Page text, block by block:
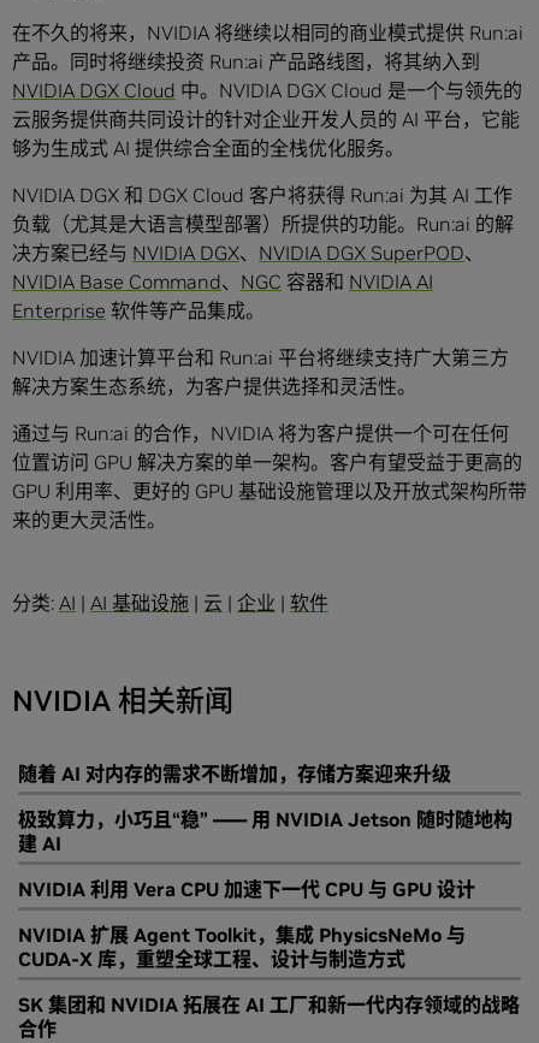
在不久的将来，NVIDIA 将继续以相同的商业模式提供 Run:ai
产品。同时将继续投资 Run:ai 产品路线图，将其纳入到
NVIDIA DGX Cloud 中。NVIDIA DGX Cloud 是一个与领先的
云服务提供商共同设计的针对企业开发人员的 AI 平台，它能
够为生成式 AI 提供综合全面的全栈优化服务。
NVIDIA DGX 和 DGX Cloud 客户将获得 Run:ai 为其 AI 工作
负载（尤其是大语言模型部署）所提供的功能。Run:ai 的解
决方案已经与 NVIDIA DGX、 NVIDIA DGX SuperPOD、
NVIDIA Base Command、 NGC 容器和 NVIDIA AI
Enterprise 软件等产品集成。
NVIDIA 加速计算平台和 Run:ai 平台将继续支持广大第三方
解决方案生态系统，为客户提供选择和灵活性。
通过与 Run:ai 的合作，NVIDIA 将为客户提供一个可在任何
位置访问 GPU 解决方案的单一架构。客户有望受益于更高的
GPU 利用率、更好的 GPU 基础设施管理以及开放式架构所带
来的更大灵活性。
分类: AI | AI 基础设施 | 云 | 企业 | 软件
NVIDIA 相关新闻
随着 AI 对内存的需求不断增加，存储方案迎来升级
极致算力，小巧且“稳” —— 用 NVIDIA Jetson 随时随地构
建 AI
NVIDIA 利用 Vera CPU 加速下一代 CPU 与 GPU 设计
NVIDIA 扩展 Agent Toolkit，集成 PhysicsNeMo 与
CUDA-X 库，重塑全球工程、设计与制造方式
SK 集团和 NVIDIA 拓展在 AI 工厂和新一代内存领域的战略
合作